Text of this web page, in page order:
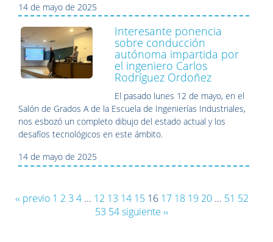
14 de mayo de 2025
Interesante ponencia
sobre conducción
autónoma impartida por
el ingeniero Carlos
Rodríguez Ordoñez
El pasado lunes 12 de mayo, en el
Salón de Grados A de la Escuela de Ingenierías Industriales,
nos esbozó un completo dibujo del estado actual y los
desafíos tecnológicos en este ámbito.
14 de mayo de 2025
‹‹ previo 1 2 3 4... 12 13 14 15 16 17 18 19 20... 51 52
53 54siguiente ››